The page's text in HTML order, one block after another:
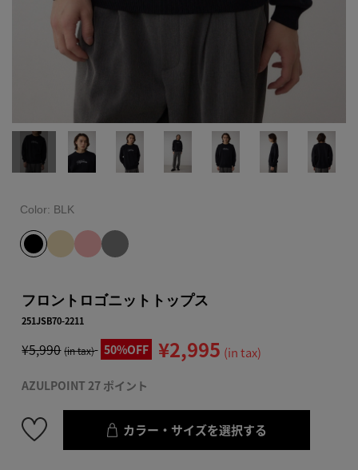
Color: BLK
フロントロゴニットトップス
251JSB70-2211
¥5,990 (in tax) 50%OFF ¥2,995 (in tax)
AZULPOINT 27 ポイント
カラー・サイズを選択する